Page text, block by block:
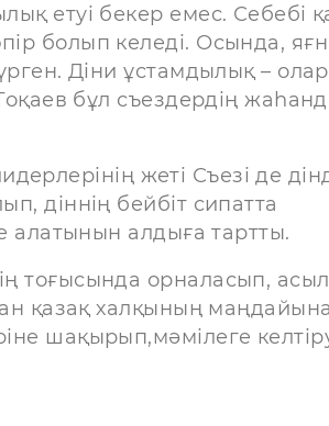
етуі бекер емес. Себебі
болып келеді. Осында,
Діни ұстамдылық –
бұл съездердің
жеті Съезі де
діннің бейбіт сипатта
алатынын алдыға тартты.
тоғысында орналасып, асыл
қазақ халқының маңдайына
шақырып,мәмілеге